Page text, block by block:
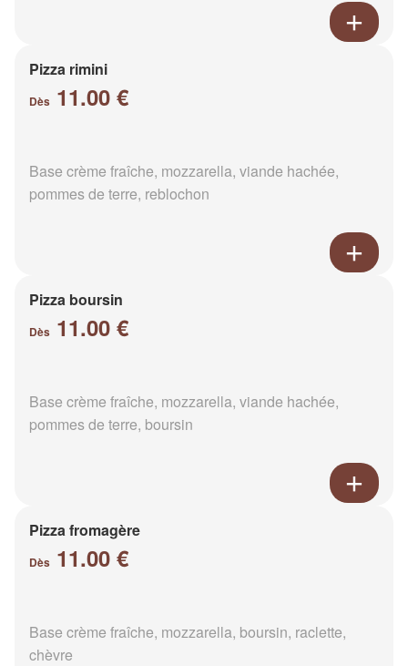
Pizza rimini
Dès 11.00 €
Base crème fraîche, mozzarella, viande hachée,
pommes de terre, reblochon
Pizza boursin
Dès 11.00 €
Base crème fraîche, mozzarella, viande hachée,
pommes de terre, boursin
Pizza fromagère
Dès 11.00 €
Base crème fraîche, mozzarella, boursin, raclette,
chèvre